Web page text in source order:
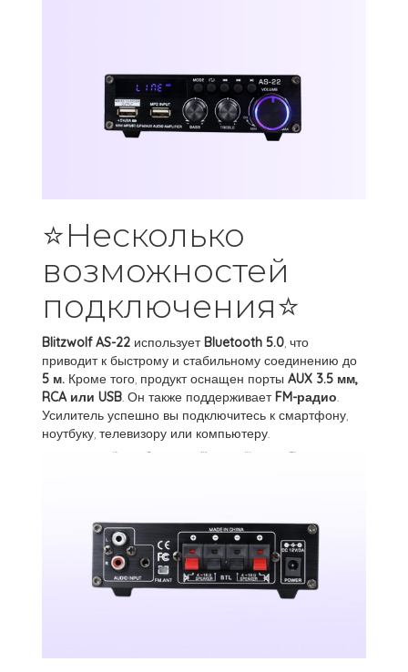
⭐Несколько
возможностей
подключения⭐
Blitzwolf AS-22 используетBluetooth 5.0, что
приводит к быстрому и стабильному соединению до
5 м. Кроме того, продукт оснащен порты AUX 3.5 мм,
RCA или USB. Он также поддерживаетFM-радио.
Усилитель успешно вы подключитесь к смартфону,
ноутбуку, телевизору или компьютеру.